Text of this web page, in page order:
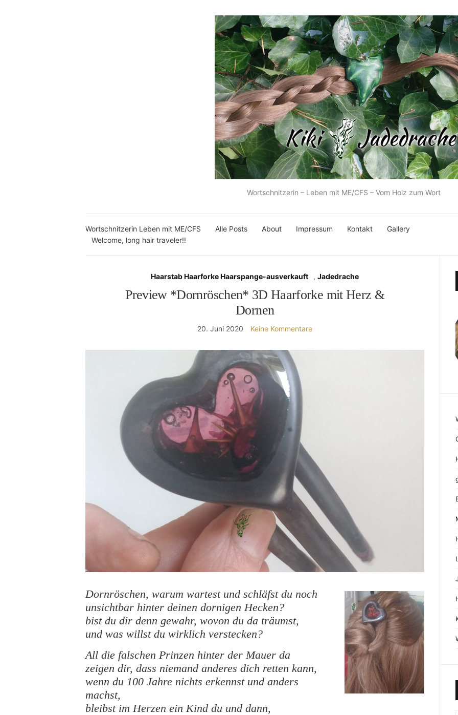
Wortschnitzerin – Leben mit ME/CFS – Vom Holz zum Wort
Wortschnitzerin Leben mit ME/CFS Alle Posts About Impressum Kontakt
Gallery
Welcome, long hair traveler!!
Haarstab Haarforke Haarspange-ausverkauft ,Jadedrache
Preview *Dornröschen* 3D Haarforke mit Herz &
Dornen
20. Juni 2020 Keine Kommentare
Dornröschen, warum wartest und schläfst du noch
unsichtbar hinter deinen dornigen Hecken?
bist du dir denn gewahr, wovon du da träumst,
und was willst du wirklich verstecken?
All die falschen Prinzen hinter der Mauer da
zeigen dir, dass niemand anderes dich retten kann,
wenn du 100 Jahre nichts erkennst und anders
machst,
bleibst im Herzen ein Kind du und dann,